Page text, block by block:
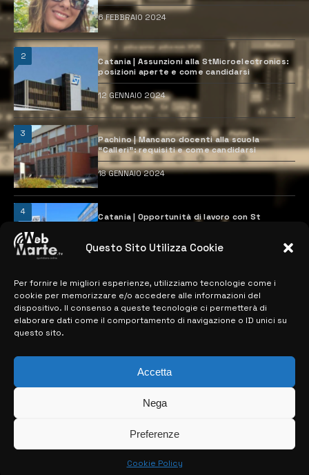
Questo Sito Utilizza Cookie
Per fornire le migliori esperienze, utilizziamo tecnologie come i
cookie per memorizzare e/o accedere alle informazioni del
dispositivo. Il consenso a queste tecnologie ci permetterà di
elaborare dati come il comportamento di navigazione o ID unici su
questo sito.
Accetta
Nega
Preferenze
Cookie Policy
6 FEBBRAIO 2024
2
Catania | Assunzioni alla StMicroelectronics:
posizioni aperte e come candidarsi
12 GENNAIO 2024
3
Pachino | Mancano docenti alla scuola
“Calleri”: requisiti e come candidarsi
18 GENNAIO 2024
4
Catania | Opportunità di lavoro con St
28 MARZO 2024
MAPPA DEL SITO
> NOTIZIE
> CONTATTI